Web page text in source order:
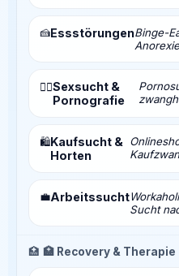
🍰EssstörungenBinge-
❤️‍🔥Sexsucht &
Pornografie
🛍️Kaufsucht &
Horten
💼Arbeitssucht
Sucht
🏥 🏥 Recovery & Therapie